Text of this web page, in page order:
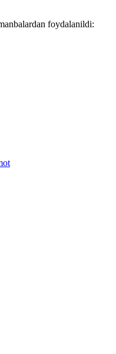
foydalanildi: